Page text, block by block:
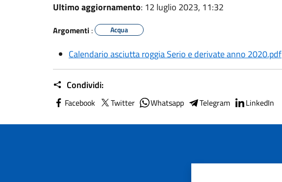
Ultimo aggiornamento: 12 luglio 2023, 11:32
Argomenti : Acqua
Calendario asciutta roggia Serio e derivate anno 2020.pdf
Condividi:
Facebook Twitter Whatsapp Telegram LinkedIn